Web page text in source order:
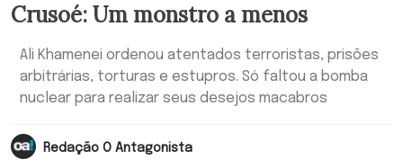
Crusoé: Um monstro a menos
Ali Khamenei ordenou atentados terroristas, prisões
arbitrárias, torturas e estupros. Só faltou a bomba
nuclear para realizar seus desejos macabros
Redação O Antagonista